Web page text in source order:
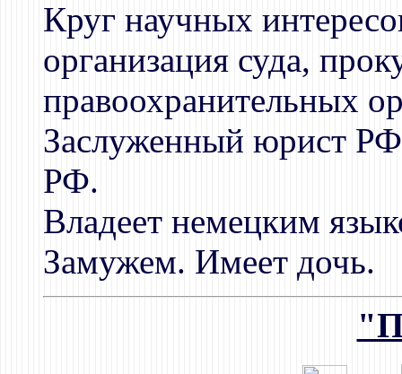
Круг научных
организация суда,
правоохранительных
Заслуженный юрист
РФ.
Владеет немецким
Замужем. Имеет дочь.